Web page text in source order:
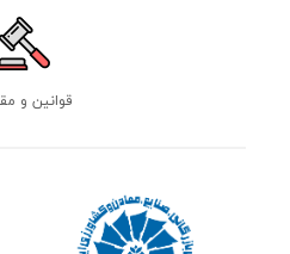
قوانین و